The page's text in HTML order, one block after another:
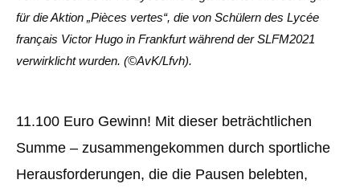
für die Aktion „Pièces vertes“, die von Schülern des Lycée
français Victor Hugo in Frankfurt während der SLFM2021
verwirklicht wurden. (©AvK/Lfvh).
11.100 Euro Gewinn! Mit dieser beträchtlichen
Summe – zusammengekommen durch sportliche
Herausforderungen, die die Pausen belebten,